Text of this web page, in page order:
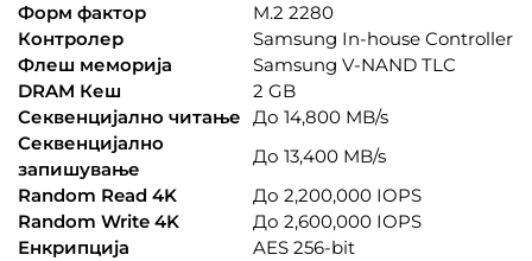
Форм фактор
M.2 2280
Контролер
Samsung In-house Controller
Флеш меморија
Samsung V-NAND TLC
DRAM Кеш
2 GB
Секвенцијално читање До 14,800 MB/s
Секвенцијално
запишување
До 13,400 MB/s
Random Read 4K
До 2,200,000 IOPS
Random Write 4K
До 2,600,000 IOPS
Енкрипција
AES 256-bit